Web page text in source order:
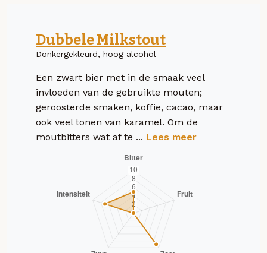
Dubbele Milkstout
Donkergekleurd, hoog alcohol
Een zwart bier met in de smaak veel
invloeden van de gebruikte mouten;
geroosterde smaken, koffie, cacao, maar
ook veel tonen van karamel. Om de
moutbitters wat af te ... Lees meer